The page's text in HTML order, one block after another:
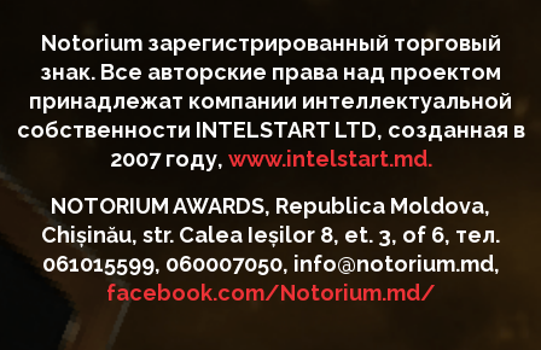
Notorium зарегистрированный торговый
знак. Все авторские права над проектом
принадлежат компании интеллектуальной
собственности INTELSTART LTD, созданная в
2007 году, www.intelstart.md.
NOTORIUM AWARDS, Republica Moldova,
Chișinău, str. Calea Ieșilor 8, et. 3, of 6, тел.
061015599, 060007050, info@notorium.md,
facebook.com/Notorium.md/